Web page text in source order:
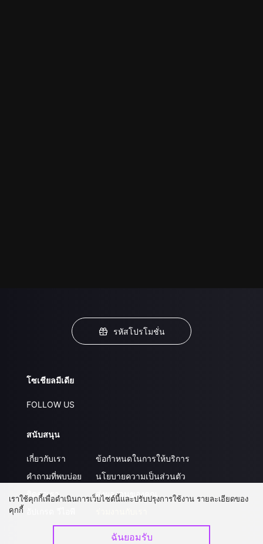
รหัสโปรโมชั่น
โซเชียลมีเดีย
FOLLOW US
สนับสนุน
เกี่ยวกับเรา
คำถามที่พบบ่อย
ติดต่อเรา
ข้อกำหนดในการให้บริการ
นโยบายความเป็นส่วนตัว
ส่งผลงานของคุณ
เราใช้คุกกี้เพื่อดำเนินการเว็บไซต์นี้และปรับปรุงการใช้งาน รายละเอียดของ
คุกกี้
ฉันยอมรับ